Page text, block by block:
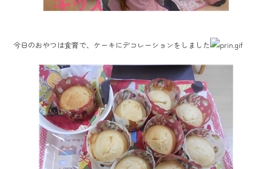
今日のおやつは食育で、ケーキにデコレーションをしました